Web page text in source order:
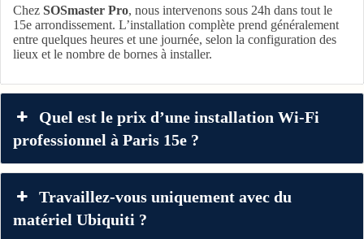
Chez SOSmaster Pro, nous intervenons sous 24h dans tout le
15e arrondissement. L’installation complète prend généralement
entre quelques heures et une journée, selon la configuration des
lieux et le nombre de bornes à installer.
Quel est le prix d’une installation Wi-Fi
professionnel à Paris 15e ?
Travaillez-vous uniquement avec du
matériel Ubiquiti ?